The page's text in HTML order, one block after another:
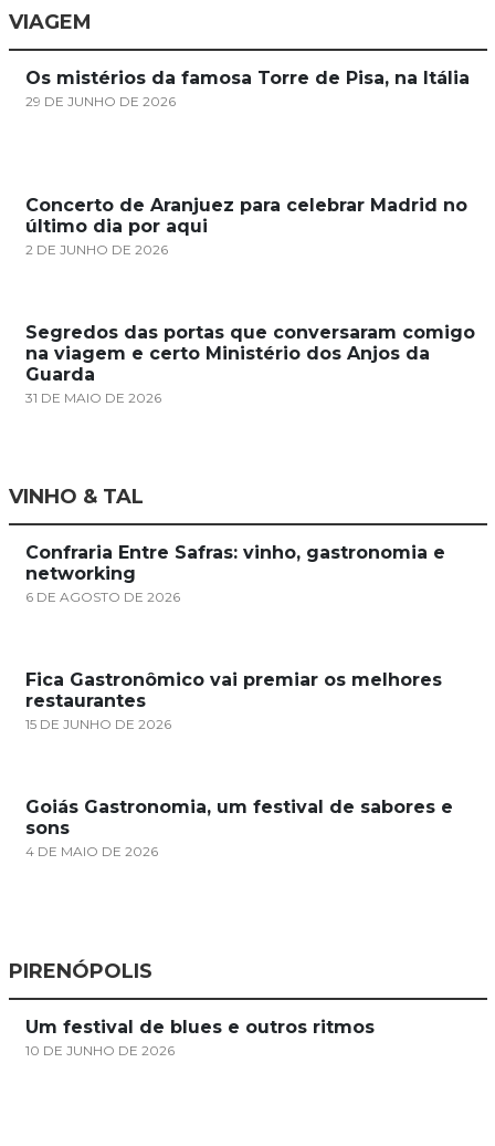
VIAGEM
Os mistérios da famosa Torre de Pisa, na Itália
29 DE JUNHO DE 2026
Concerto de Aranjuez para celebrar Madrid no
último dia por aqui
2 DE JUNHO DE 2026
Segredos das portas que conversaram comigo
na viagem e certo Ministério dos Anjos da
Guarda
31 DE MAIO DE 2026
VINHO & TAL
Confraria Entre Safras: vinho, gastronomia e
networking
6 DE AGOSTO DE 2026
Fica Gastronômico vai premiar os melhores
restaurantes
15 DE JUNHO DE 2026
Goiás Gastronomia, um festival de sabores e
sons
4 DE MAIO DE 2026
PIRENÓPOLIS
Um festival de blues e outros ritmos
10 DE JUNHO DE 2026